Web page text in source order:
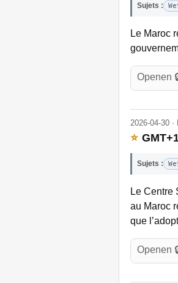
Sujets :
Le Maroc
Openen
2026-04-30
⭐
Sujets :
Le Centre
au Maroc
que
Openen